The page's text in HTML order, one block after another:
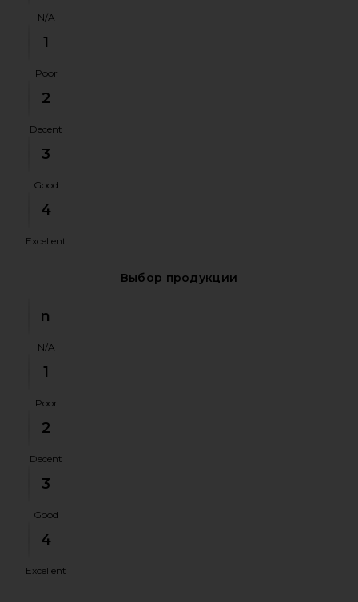
N/A
1
Poor
2
Decent
3
Good
4
Excellent
Выбор продукции
n
N/A
1
Poor
2
Decent
3
Good
4
Excellent